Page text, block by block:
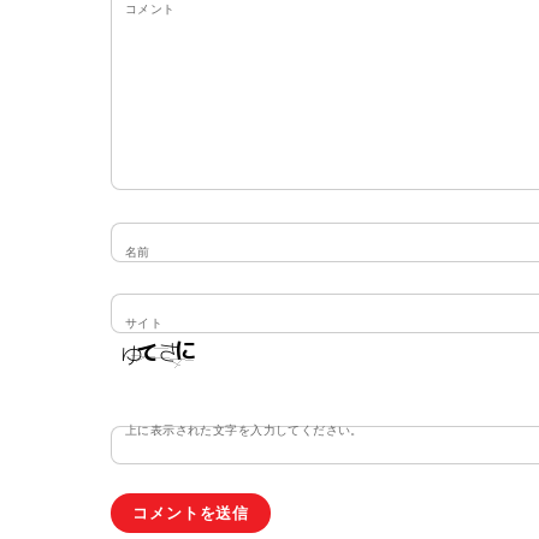
コメント
名前
サイト
上に表示された文字を入力してください。